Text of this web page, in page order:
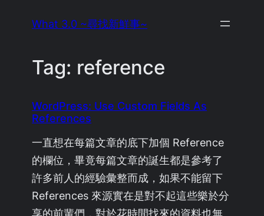
What 3.0 ~尋找新鮮事~
Tag: reference
WordPress: Use Custom Fields As
References
一直想在每篇文章的底下加個 Reference
的欄位，畢竟每篇文章的誕生都是參考了
許多前人的經驗彙整而成，如果不能留下
References 來源實在是對不起這些樂於分
享的前輩們，對於花時間找來的資料也無